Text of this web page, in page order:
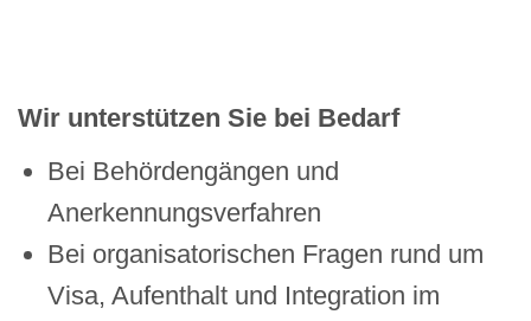
Wir unterstützen Sie bei Bedarf
Bei Behördengängen und
Anerkennungsverfahren
Bei organisatorischen Fragen rund um
Visa, Aufenthalt und Integration im